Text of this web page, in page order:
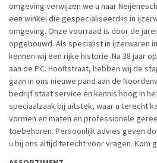
omgeving verwijzen we u naar
een winkel die gespecialiseerd is in
omgeving. Onze voorraad is door de
opgebouwd. Als specialist in ijzerwaren
kennen wij een rijke historie. Na 38 jaar
aan de P.C. Hooftstraat, hebben wij de
gaan in ons nieuwe pand aan de
bedrijf staat service en kennis hoog in
speciaalzaak bij uitstek, waar u terecht
vormen en maten en professionele
toebehoren. Persoonlijk advies geven
u bij ons altijd terecht voor vragen. Kom